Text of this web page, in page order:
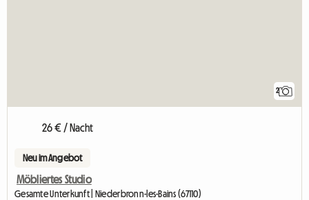
2
26 € / Nacht
Neu im Angebot
Möbliertes Studio
Gesamte Unterkunft | Niederbronn-les-Bains (67110)